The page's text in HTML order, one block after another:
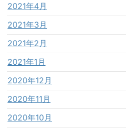
2021年4月
2021年3月
2021年2月
2021年1月
2020年12月
2020年11月
2020年10月